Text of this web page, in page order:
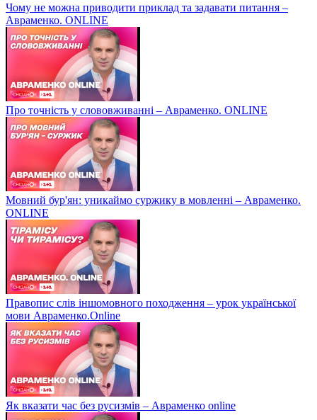
Чому не можна приводити приклад та задавати питання –
Авраменко. ONLINE
Про точність у слововживанні – Авраменко. ONLINE
Мовний бур'ян: уникаймо суржику в мовленні – Авраменко.
ONLINE
Правопис слів іншомовного походження – урок української
мови Авраменко.Online
Як вказати час без русизмів – Авраменко online